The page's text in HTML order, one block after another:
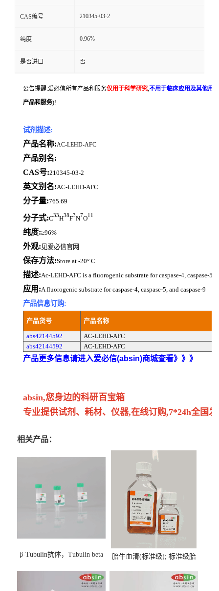
CAS编号 210345-03-2
纯度 0.96%
是否进口 否
公告提醒:爱必信所有产品和服务仅用于科学研究,不用于临床应用及其他用
产品和服务)!
试剂描述:
产品名称:AC-LEHD-AFC
产品别名:
CAS号:210345-03-2
英文别名:AC-LEHD-AFC
分子量:765.69
分子式:C33H38F3N7O11
纯度:≥96%
外观: 见爱必信官网
保存方法:Store at -20° C
描述:Ac-LEHD-AFC is a fluorogenic substrate for caspase-4, caspase-5,
应用:A fluorogenic substrate for caspase-4, caspase-5, and caspase-9
产品信息订购:
产品货号 产品名称
abs42144592
AC-LEHD-AFC
abs42144592
AC-LEHD-AFC
产品更多信息请进入爱必信(absin)商城查看》》》
absin,您身边的科研百宝箱
专业提供试剂、耗材、仪器,在线订购,7*24h全国
相关产品：
β-Tubulin抗体，Tubulin beta
胎牛血清(标准级); 标准级胎